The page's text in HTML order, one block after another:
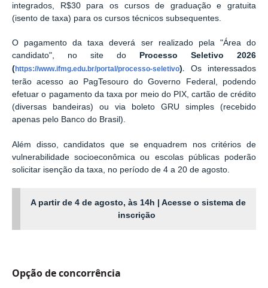
integrados, R$30 para os cursos de graduação e gratuita
(isento de taxa) para os cursos técnicos subsequentes.
O pagamento da taxa deverá ser realizado pela "Área do
candidato", no site do
Processo Seletivo 2026
(https://www.ifmg.edu.br/portal/processo-seletivo). Os interessados
terão acesso ao PagTesouro do Governo Federal, podendo
efetuar o pagamento da taxa por meio do PIX, cartão de crédito
(diversas bandeiras) ou via boleto GRU simples (recebido
apenas pelo Banco do Brasil).
Além disso, candidatos que se enquadrem nos critérios de
vulnerabilidade socioeconômica ou escolas públicas poderão
solicitar isenção da taxa, no período de 4 a 20 de agosto.
A partir de 4 de agosto, às 14h | Acesse o sistema de
inscrição
Opção de concorrência